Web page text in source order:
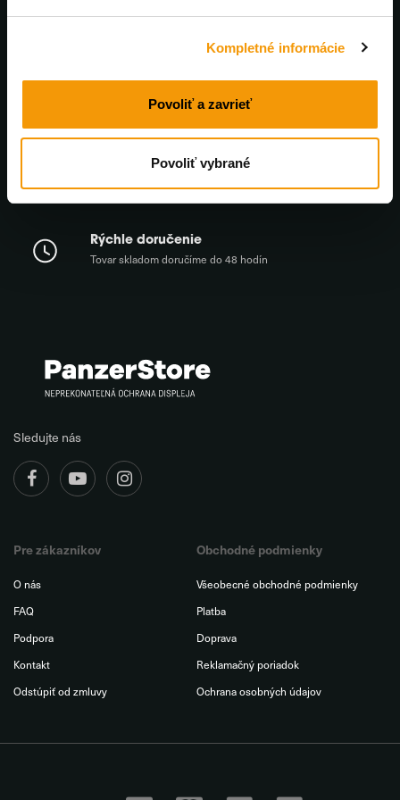
Kompletné informácie
Povoliť a zavrieť
Povoliť vybrané
Výhradný distribútor PanzerGlass™
Každý mesiac nové zľavy
Profesionálna online podpora
Poradíme a pomôžeme. Pracovné dni od 8 do 17:00
Rýchle doručenie
Tovar skladom doručíme do 48 hodín
Sledujte nás
Pre zákazníkov
O nás
FAQ
Podpora
Kontakt
Odstúpiť od zmluvy
Obchodné podmienky
Všeobecné obchodné podmienky
Platba
Doprava
Reklamačný poriadok
Ochrana osobných údajov